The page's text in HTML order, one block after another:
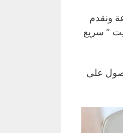
ونقدم
” سريع
على